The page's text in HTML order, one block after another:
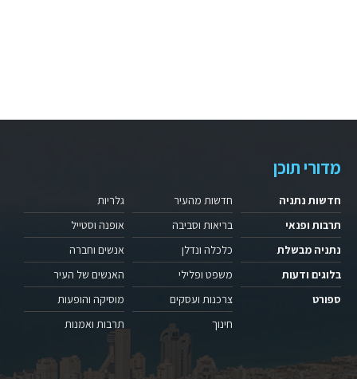
מדורי תוכן
חדשות נתניה
תרבות ופנאי
נתניה מבשלת
בלוגים ודעות
ספורט
חדשות מהעיר
בריאות וסביבה
כלכלה ונדלן
משפט ופלילי
צרכנות ועסקים
חינוך
גלריות
אופנה וסטייל
אנשים וחברה
האנשים של העיר
מוסיקה והופעות
תרבות ואמנות